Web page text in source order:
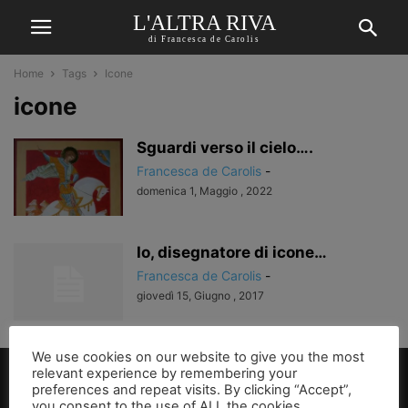
L'ALTRA RIVA
di Francesca de Carolis
Home Tags Icone
icone
Sguardi verso il cielo….
Francesca de Carolis -
domenica 1, Maggio , 2022
Io, disegnatore di icone…
Francesca de Carolis -
giovedì 15, Giugno , 2017
We use cookies on our website to give you the most
relevant experience by remembering your
preferences and repeat visits. By clicking “Accept”,